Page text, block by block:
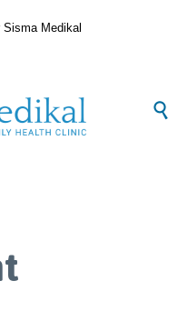
Medikal
